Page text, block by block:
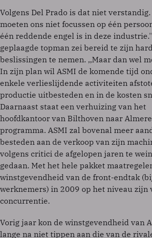
Volgens Del Prado is dat niet verstandig.
moeten ons niet focussen op één
één reddende engel is in deze
geplaagde topman zei bereid te zijn
beslissingen te nemen. ,,Maar dan wel
In zijn plan wil ASMI de komende tijd
enkele verlieslijdende activiteiten
productie uitbesteden en in de kosten
Daarnaast staat een verhuizing van het
hoofdkantoor van Bilthoven naar
programma. ASMI zal bovenal meer
besteden aan de verkoop van zijn
volgens critici de afgelopen jaren te
gedaan. Met het hele pakket
winstgevendheid van de front-endtak
werknemers) in 2009 op het niveau zijn
concurrentie.
Vorig jaar kon de winstgevendheid van
lange na niet tippen aan die van de